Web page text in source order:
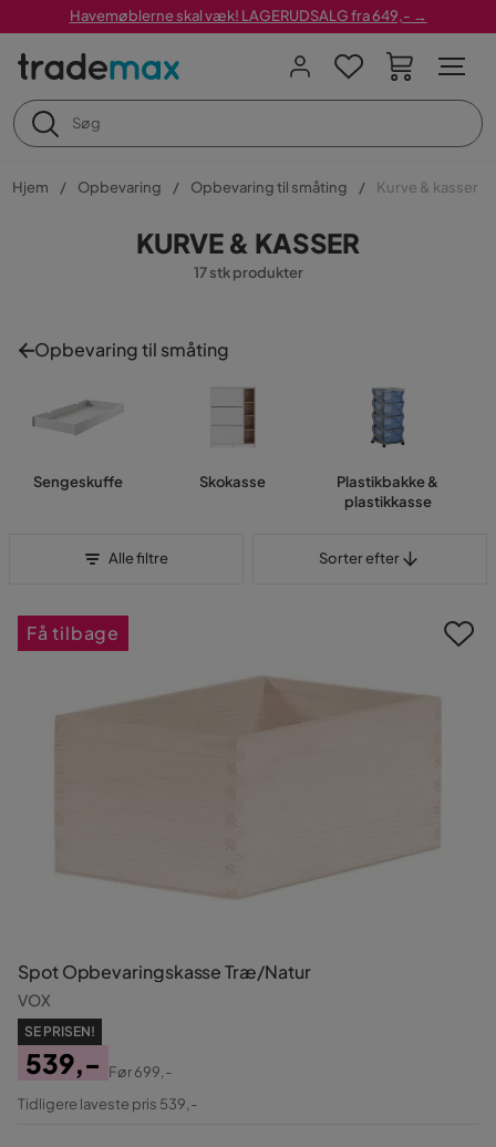
Havemøblerne skal væk! LAGERUDSALG fra 649,- →
Hjem Opbevaring Opbevaring til småting Kurve & kasser
KURVE & KASSER
17 stk produkter
Opbevaring til småting
Sengeskuffe Skokasse
Plastikbakke &
plastikkasse
Alle filtre Sorter efter
Spot Opbevaringskasse Træ/Natur
VOX
SE PRISEN!
Pris
539,-
Original
Før699,-
Tidligere laveste pris 539,-
Få tilbage